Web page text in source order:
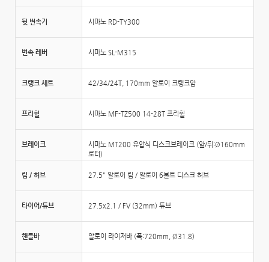
뒷 변속기 시마노 RD-TY300
변속 레버 시마노 SL-M315
크랭크 세트 42/34/24T, 170mm 알로이 크랭크암
프리휠 시마노 MF-TZ500 14-28T 프리휠
브레이크
시마노 MT200 유압식 디스크브레이크 (앞/뒤:Ø160mm
로터)
림 / 허브 27.5" 알로이 림 / 알로이 6볼트 디스크 허브
타이어/튜브 27.5x2.1 / FV (32mm) 튜브
핸들바 알로이 라이저바 (폭:720mm, Ø31.8)